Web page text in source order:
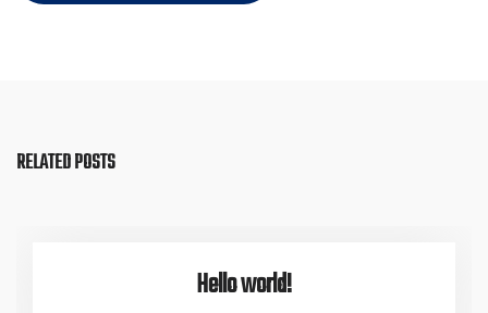
RELATED POSTS
Hello world!